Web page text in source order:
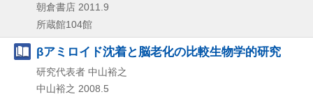
朝倉書店 2011.9
所蔵館104館
βアミロイド沈着と脳老化の比較生物学的研究
研究代表者 中山裕之
中山裕之 2008.5